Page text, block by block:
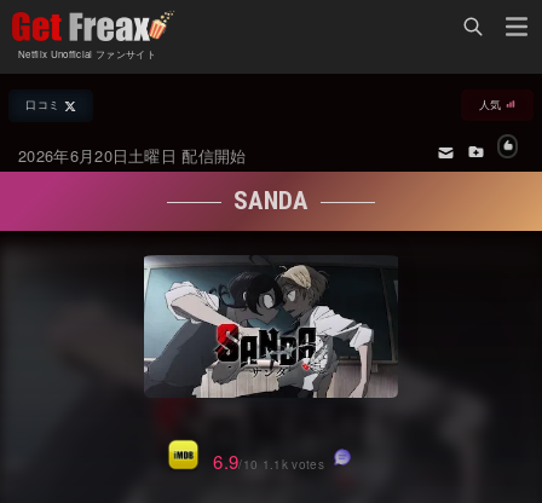
Netflix Unofficial ファンサイト
Netflix新着作品
オールジャンル
海外ドラマ・シリーズ
海外映画
国内TV番組・ドラマ
国内映画
配信終了予定の作品
海外ドラマ・ラインナップ
Netflix 人気ランキング
Netflix 全作品ラインナップ
Netflix配信作品カスタム検索
トレンド
口コミ 人気
2026年6月20日土曜日 配信開始
SANDA
6.9/10 1.1k votes